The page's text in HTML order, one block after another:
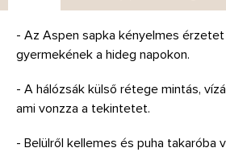
- Az Aspen sapka kényelmes
gyermekének a hideg napokon.
- A hálózsák külső rétege mintás,
ami vonzza a tekintetet.
- Belülről kellemes és puha takaróba